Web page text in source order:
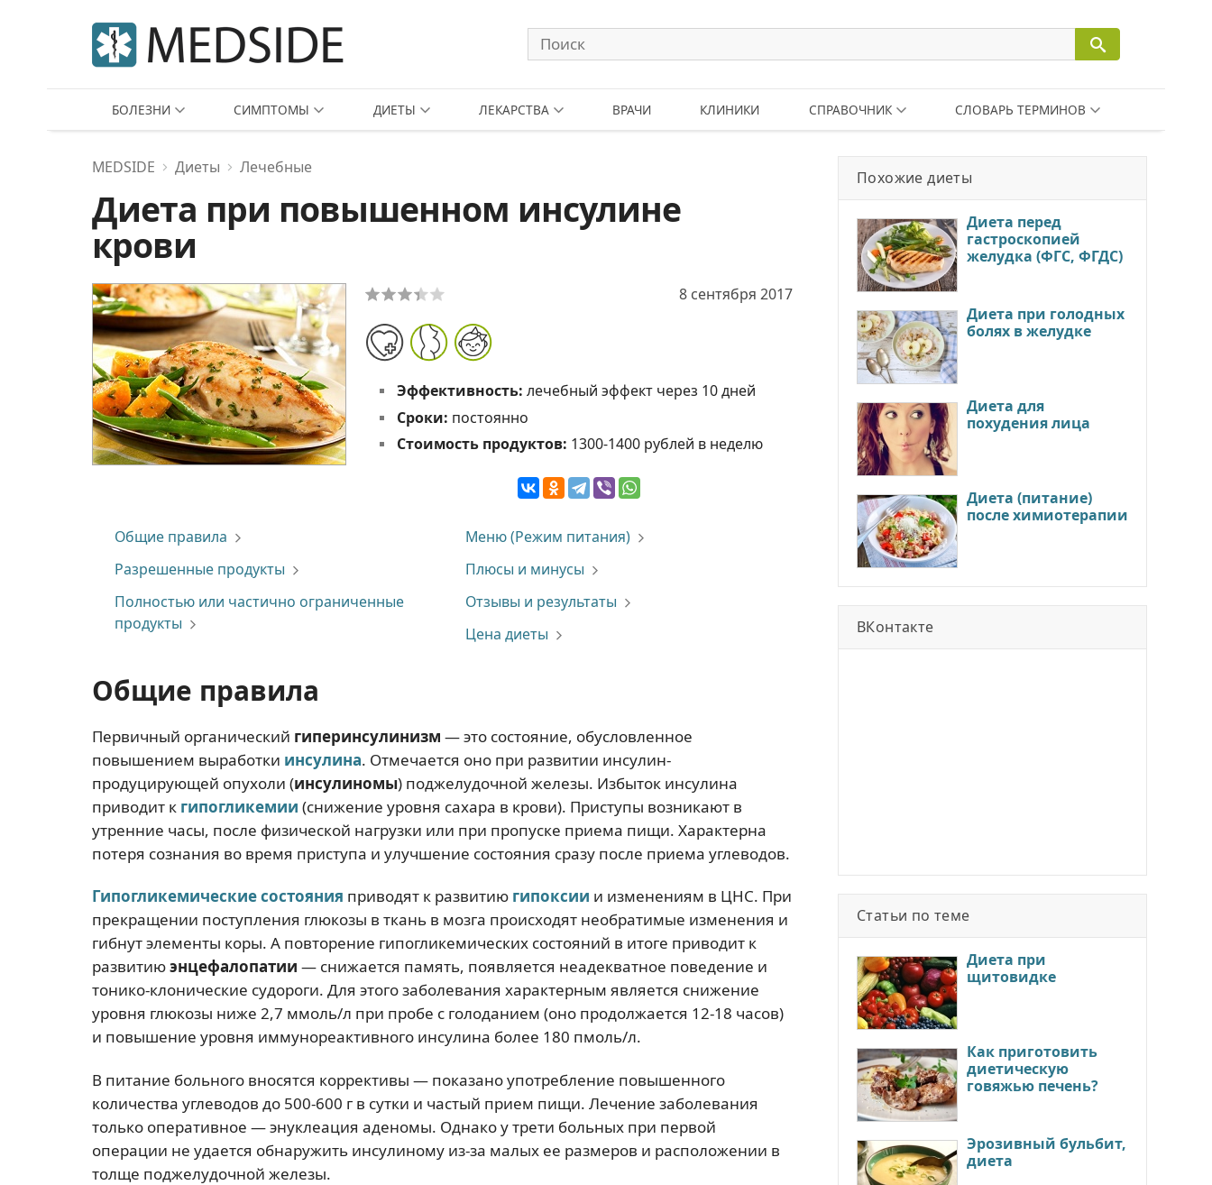
БОЛЕЗНИ СИМПТОМЫ ДИЕТЫ ЛЕКАРСТВА ВРАЧИ КЛИНИКИ СПРАВОЧНИК СЛОВАРЬ ТЕРМИНОВ
MEDSIDE Диеты Лечебные
Диета при повышенном инсулине
крови
8 сентября 2017
Эффективность: лечебный эффект через 10 дней
Сроки: постоянно
Стоимость продуктов: 1300-1400 рублей в неделю
Общие правила
Разрешенные продукты
Полностью или частично ограниченные
продукты
Меню (Режим питания)
Плюсы и минусы
Отзывы и результаты
Цена диеты
Общие правила
Первичный органический гиперинсулинизм — это состояние, обусловленное
повышением выработки инсулина. Отмечается оно при развитии инсулин-
продуцирующей опухоли (инсулиномы) поджелудочной железы. Избыток инсулина
приводит к гипогликемии (снижение уровня сахара в крови). Приступы возникают в
утренние часы, после физической нагрузки или при пропуске приема пищи. Характерна
потеря сознания во время приступа и улучшение состояния сразу после приема углеводов.
Гипогликемические состояния приводят к развитию гипоксии и изменениям в ЦНС. При
прекращении поступления глюкозы в ткань в мозга происходят необратимые изменения и
гибнут элементы коры. А повторение гипогликемических состояний в итоге приводит к
развитиюэнцефалопатии — снижается память, появляется неадекватное поведение и
тонико-клонические судороги. Для этого заболевания характерным является снижение
уровня глюкозы ниже 2,7 ммоль/л при пробе с голоданием (оно продолжается 12-18 часов)
и повышение уровня иммунореактивного инсулина более 180 пмоль/л.
В питание больного вносятся коррективы — показано употребление повышенного
количества углеводов до 500-600 г в сутки и частый прием пищи. Лечение заболевания
только оперативное — энуклеация аденомы. Однако у трети больных при первой
операции не удается обнаружить инсулиному из-за малых ее размеров и расположении в
толще поджелудочной железы.
Похожие диеты
Диета перед
гастроскопией
желудка (ФГС, ФГДС)
Диета при голодных
болях в желудке
Диета для
похудения лица
Диета (питание)
после химиотерапии
ВКонтакте
Статьи по теме
Диета при
щитовидке
Как приготовить
диетическую
говяжью печень?
Эрозивный бульбит,
диета